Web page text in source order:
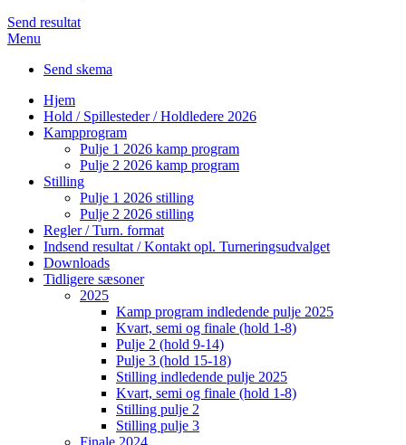
Send resultat
Menu
Send skema
Hjem
Hold / Spillesteder / Holdledere 2026
Kampprogram
Pulje 1 2026 kamp program
Pulje 2 2026 kamp program
Stilling
Pulje 1 2026 stilling
Pulje 2 2026 stilling
Regler / Turn. format
Indsend resultat / Kontakt opl. Turneringsudvalget
Downloads
Tidligere sæsoner
2025
Kamp program indledende pulje 2025
Kvart, semi og finale (hold 1-8)
Pulje 2 (hold 9-14)
Pulje 3 (hold 15-18)
Stilling indledende pulje 2025
Kvart, semi og finale (hold 1-8)
Stilling pulje 2
Stilling pulje 3
Finale 2024